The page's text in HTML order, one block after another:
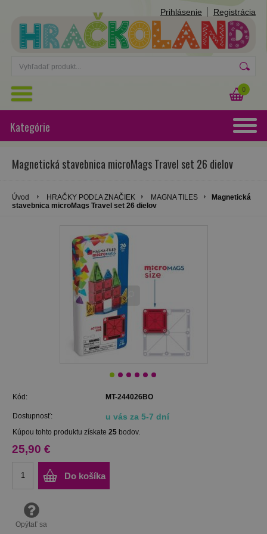
Prihlásenie Registrácia
0
Kategórie
Magnetická stavebnica microMags Travel set 26 dielov
Úvod HRAČKY PODĽA ZNAČIEK MAGNA TILES
Magnetická
stavebnica microMags Travel set 26 dielov
Kód: MT-244026BO
Dostupnosť: u vás za 5-7 dní
Kúpou tohto produktu získate 25 bodov.
25,90 €
Do košíka
Opýtať sa